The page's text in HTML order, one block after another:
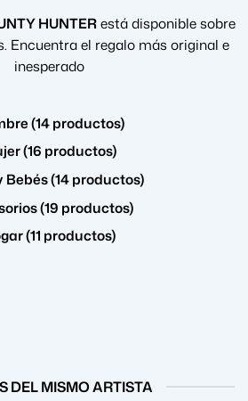
HUNTERestá disponible sobre
Encuentra el regalo más original e
inesperado
(14 productos)
(16 productos)
Bebés (14 productos)
(19 productos)
(11 productos)
DEL MISMO ARTISTA